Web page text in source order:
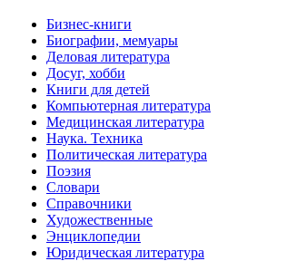
Бизнес-книги
Биографии, мемуары
Деловая литература
Досуг, хобби
Книги для детей
Компьютерная литература
Медицинская литература
Наука. Техника
Политическая литература
Поэзия
Словари
Справочники
Художественные
Энциклопедии
Юридическая литература